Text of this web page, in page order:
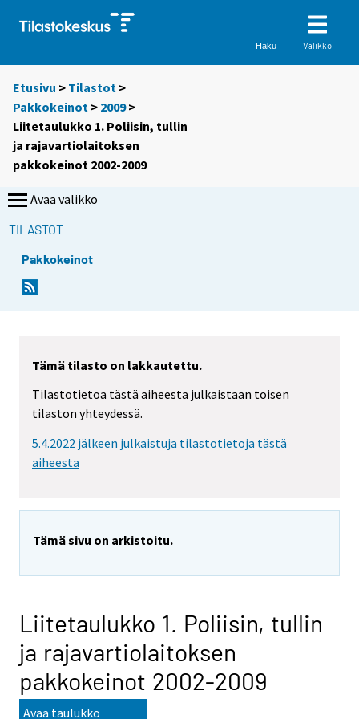
Haku Valikko
Etusivu > Tilastot >
Pakkokeinot > 2009>
Liitetaulukko 1. Poliisin, tullin
ja rajavartiolaitoksen
pakkokeinot 2002-2009
Avaa valikko
TILASTOT
Pakkokeinot
Tämä tilasto on lakkautettu.
Tilastotietoa tästä aiheesta julkaistaan toisen
tilaston yhteydessä.
5.4.2022 jälkeen julkaistuja tilastotietoja tästä
aiheesta
Tämä sivu on arkistoitu.
Liitetaulukko 1. Poliisin, tullin
ja rajavartiolaitoksen
pakkokeinot 2002-2009
Avaa taulukko